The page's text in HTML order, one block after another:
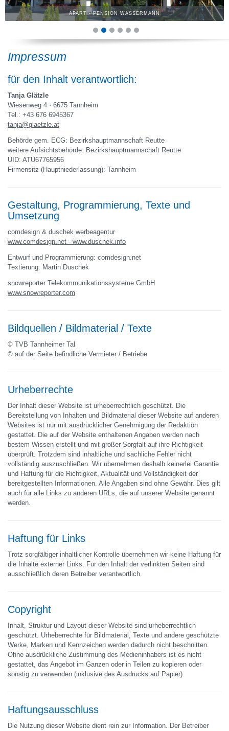
APART - PENSION WASSERMANN
Impressum
für den Inhalt verantwortlich:
Tanja Glätzle
Wiesenweg 4 · 6675 Tannheim
Tel.: +43 676 6945367
tanja@glaetzle.at
Behörde gem. ECG: Bezirkshauptmannschaft Reutte
weitere Aufsichtsbehörde: Bezirkshauptmannschaft Reutte
UID: ATU67765956
Firmensitz (Hauptniederlassung): Tannheim
Gestaltung, Programmierung, Texte und
Umsetzung
comdesign & duschek werbeagentur
www.comdesign.net - www.duschek.info
Entwurf und Programmierung: comdesign.net
Textierung: Martin Duschek
snowreporter Telekommunikationssysteme GmbH
www.snowreporter.com
Bildquellen / Bildmaterial / Texte
© TVB Tannheimer Tal
© auf der Seite befindliche Vermieter / Betriebe
Urheberrechte
Der Inhalt dieser Website ist urheberrechtlich geschützt. Die
Bereitstellung von Inhalten und Bildmaterial dieser Website auf anderen
Websites ist nur mit ausdrücklicher Genehmigung der Redaktion
gestattet. Die auf der Website enthaltenen Angaben werden nach
bestem Wissen erstellt und mit großer Sorgfalt auf ihre Richtigkeit
überprüft. Trotzdem sind inhaltliche und sachliche Fehler nicht
vollständig auszuschließen. Wir übernehmen deshalb keinerlei Garantie
und Haftung für die Richtigkeit, Aktualität und Vollständigkeit der
bereitgestellten Informationen. Alle Angaben sind ohne Gewähr. Dies gilt
auch für alle Links zu anderen URLs, die auf unserer Website genannt
werden.
Haftung für Links
Trotz sorgfältiger inhaltlicher Kontrolle übernehmen wir keine Haftung für
die Inhalte externer Links. Für den Inhalt der verlinkten Seiten sind
ausschließlich deren Betreiber verantwortlich.
Copyright
Inhalt, Struktur und Layout dieser Website sind urheberrechtlich
geschützt. Urheberrechte für Bildmaterial, Texte und andere geschützte
Werke, Marken und Kennzeichen werden dadurch nicht beschnitten.
Ohne ausdrückliche Zustimmung des Medieninhabers ist es nicht
gestattet, das Angebot im Ganzen oder in Teilen zu kopieren oder
sonstig zu verwenden (inklusive des Ausdrucks auf Papier).
Haftungsausschluss
Die Nutzung dieser Website dient rein zur Information. Der Betreiber